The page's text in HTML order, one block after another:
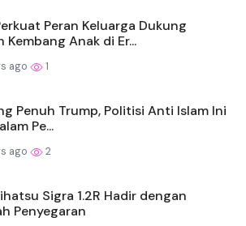
Peran Keluarga Dukung
Kembang Anak di Er...
ago 1
Penuh Trump, Politisi Anti Islam Ini
Pe...
ago 2
Sigra 1.2R Hadir dengan
Penyegaran